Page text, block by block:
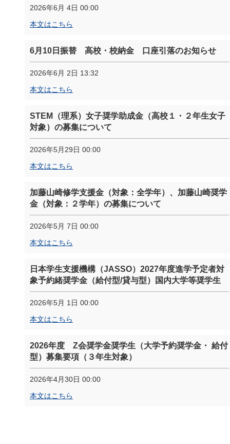
2026年6月 4日 00:00
本文はこちら
6月10日振替 高校・校納金 口座引落のお知らせ
2026年6月 2日 13:32
本文はこちら
STEM（理系）女子奨学助成金（高校１・２年生女子
対象）の募集について
2026年5月29日 00:00
本文はこちら
加藤山崎修学支援金（対象：全学年）、加藤山崎奨学
金（対象：２学年）の募集について
2026年5月 7日 00:00
本文はこちら
日本学生支援機構（JASSO）2027年度進学予定者対
象予約緒奨学金（給付型/貸与型）国内大学等奨学生
2026年5月 1日 00:00
本文はこちら
2026年度 Z会奨学金奨学生（大学予約奨学金・ 給付
型）募集要項（３年生対象）
2026年4月30日 00:00
本文はこちら